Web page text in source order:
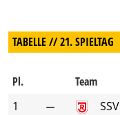
TABELLE // 21. SPIELTAG
Pl. Team
1
SSV